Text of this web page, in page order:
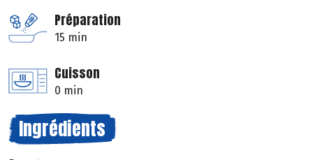
Préparation
15 min
Cuisson
0 min
Ingrédients